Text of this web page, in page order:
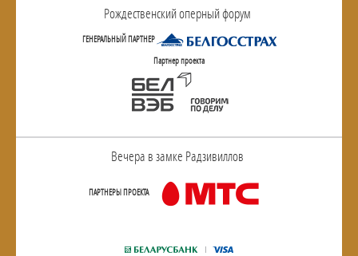
Рождественский оперный форум
ГЕНЕРАЛЬНЫЙ ПАРТНЕР
Партнер проекта
Вечера в замке Радзивиллов
ПАРТНЕРЫ ПРОЕКТА